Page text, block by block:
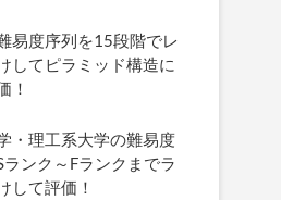
易度序列を15段階でレ
してピラミッド構造に
！
・理工系大学の難易度
ランク～Fランクまでラ
して評価！